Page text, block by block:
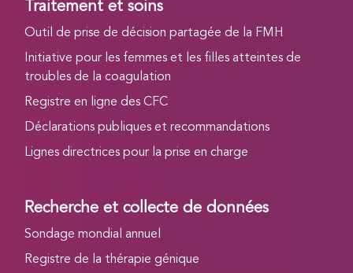
Traitement et soins
Outil de prise de décision partagée de la FMH
Initiative pour les femmes et les filles atteintes de
troubles de la coagulation
Registre en ligne des CFC
Déclarations publiques et recommandations
Lignes directrices pour la prise en charge
Recherche et collecte de données
Sondage mondial annuel
Registre de la thérapie génique